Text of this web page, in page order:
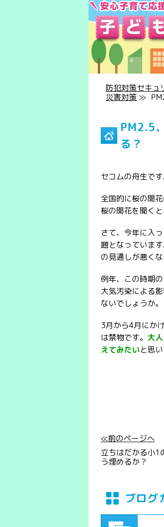
防犯対策セキュ
災害対策 ≫
PM2.5
る？
セコムの舟生です
全国的に桜の開
桜の開花を聞く
さて、今年に入
題となっていま
の見通しが悪く
例年、この時期
大気汚染による
ないでしょうか。
3月から4月にか
は禁物です。 大
えてみたいと思い
≪前のページへ
立ちはだかる小1
う埋めるか？
ブログ